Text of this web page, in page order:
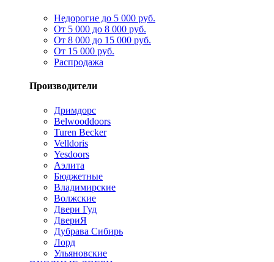
Недорогие до 5 000 руб.
От 5 000 до 8 000 руб.
От 8 000 до 15 000 руб.
От 15 000 руб.
Распродажа
Производители
Дримдорс
Belwooddoors
Turen Becker
Velldoris
Yesdoors
Аэлита
Бюджетные
Владимирские
Волжские
Двери Гуд
ДвериЯ
Дубрава Сибирь
Лорд
Ульяновские